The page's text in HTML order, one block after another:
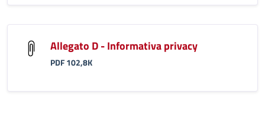
Allegato D - Informativa privacy
PDF 102,8K